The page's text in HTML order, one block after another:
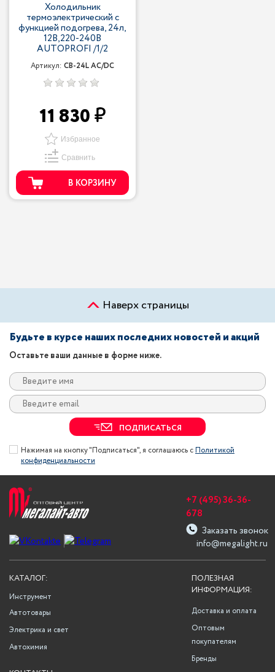
Холодильник
термоэлектрический с
функцией подогрева, 24л,
12В,220-240В
AUTOPROFI /1/2
Артикул: CB-24L AC/DC
11 830
Избранное
Сравнить
В КОРЗИНУ
Наверх страницы
Будьте в курсе наших последних новостей и акций
Оставьте ваши данные в форме ниже.
ПОДПИСАТЬСЯ
Нажимая на кнопку "Подписаться", я соглашаюсь сПолитикой
конфиденциальности
info@megalight.ru
+7 (495) 36-36-
678
Заказать звонок
ПОЛЕЗНАЯ
ИНФОРМАЦИЯ:
Доставка и оплата
Оптовым
покупателям
Бренды
КАТАЛОГ:
Инструмент
Автотовары
Электрика и свет
Автохимия